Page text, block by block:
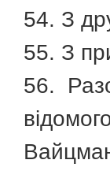
54. З
55. З
56.